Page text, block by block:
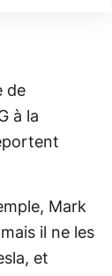
de
à la
Mark
il ne les
et